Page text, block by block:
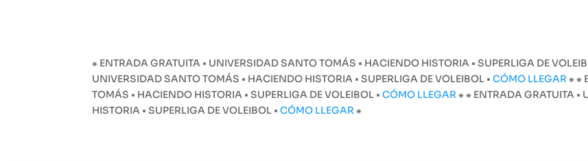
⁕ ENTRADA GRATUITA • UNIVERSIDAD SANTO TOMÁS • HACIENDO HISTORIA • SUPERLIGA DE
UNIVERSIDAD SANTO TOMÁS • HACIENDO HISTORIA • SUPERLIGA DE VOLEIBOL •CÓMO LLEGAR⁕⁕
TOMÁS • HACIENDO HISTORIA • SUPERLIGA DE VOLEIBOL •CÓMO LLEGAR⁕⁕ ENTRADA GRATUITA
HISTORIA • SUPERLIGA DE VOLEIBOL •CÓMO LLEGAR⁕